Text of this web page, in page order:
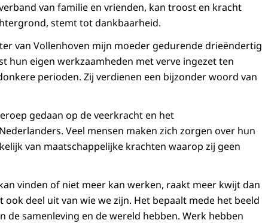
van familie en vrienden, kan troost en kracht
stemt tot dankbaarheid.
van Vollenhoven mijn moeder gedurende drieëndertig
hun eigen werkzaamheden met verve ingezet ten
perioden. Zij verdienen een bijzonder woord van
gedaan op de veerkracht en het
Veel mensen maken zich zorgen over hun
van maatschappelijke krachten waarop zij geen
vinden of niet meer kan werken, raakt meer kwijt dan
deel uit van wie we zijn. Het bepaalt mede het beeld
de samenleving en de wereld hebben. Werk hebben